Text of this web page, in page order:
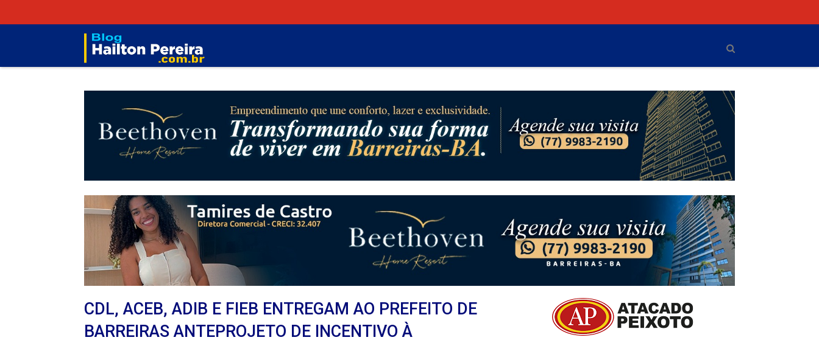
CDL, ACEB, ADIB E FIEB ENTREGAM AO PREFEITO DE
BARREIRAS ANTEPROJETO DE INCENTIVO À